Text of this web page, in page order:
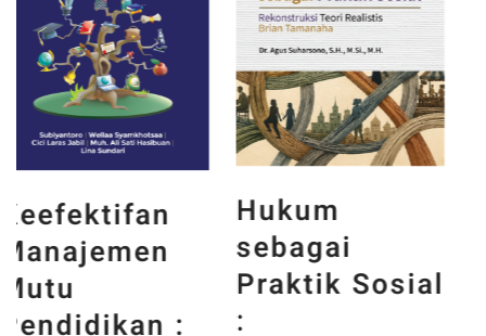
Hukum
sebagai
Praktik Sosial
:
Teknologi
Beton :
Implementasi